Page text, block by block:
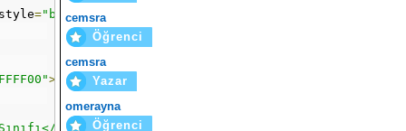
="border-color:#CCCCCC;border-width:1px;border-
> Soyad ı</td
td><td class
cemsra
Öğrenci
cemsra
Yazar
omerayna
Öğrenci